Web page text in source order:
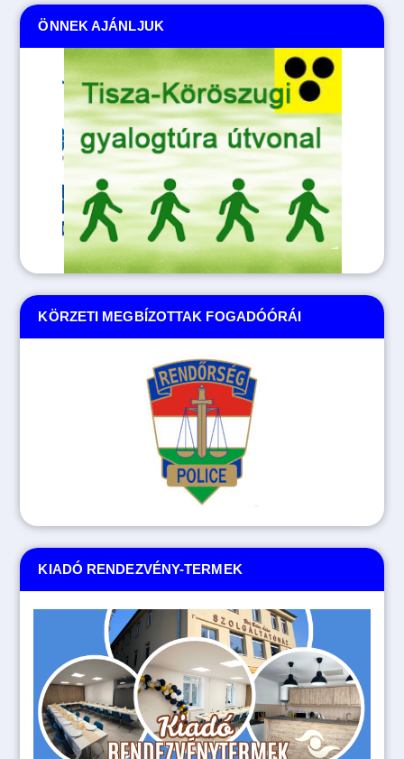
KIADÓ RENDEZVÉNY-TERMEK
KÖRZETI MEGBÍZOTTAK FOGADÓÓRÁI
ÖNNEK AJÁNLJUK